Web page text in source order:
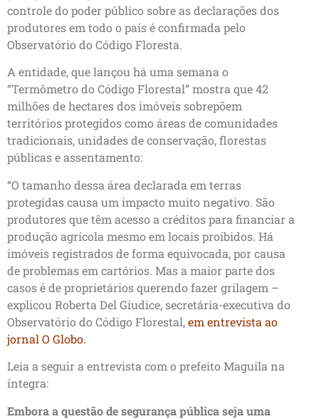
controle do poder público sobre as declarações dos
produtores em todo o país é confirmada pelo
Observatório do Código Floresta.
A entidade, que lançou há uma semana o
“Termômetro do Código Florestal” mostra que 42
milhões de hectares dos imóveis sobrepõem
territórios protegidos como áreas de comunidades
tradicionais, unidades de conservação, florestas
públicas e assentamento:
“O tamanho dessa área declarada em terras
protegidas causa um impacto muito negativo. São
produtores que têm acesso a créditos para financiar a
produção agrícola mesmo em locais proibidos. Há
imóveis registrados de forma equivocada, por causa
de problemas em cartórios. Mas a maior parte dos
casos é de proprietários querendo fazer grilagem –
explicou Roberta Del Giudice, secretária-executiva do
Observatório do Código Florestal,em entrevista ao
jornal O Globo.
Leia a seguir a entrevista com o prefeito Maguila na
íntegra:
Embora a questão de segurança pública seja uma